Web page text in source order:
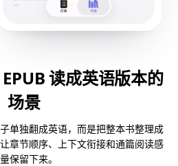
读成英语版本的
场景
单独翻成英语，而是把整本书整理成
章节顺序、上下文衔接和通篇阅读感
保留下来。